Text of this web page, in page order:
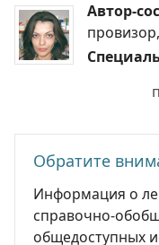
Автор-
Обратите
Информация о
справочно-
общедоступных